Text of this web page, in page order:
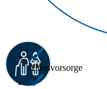
Altersvorsorge